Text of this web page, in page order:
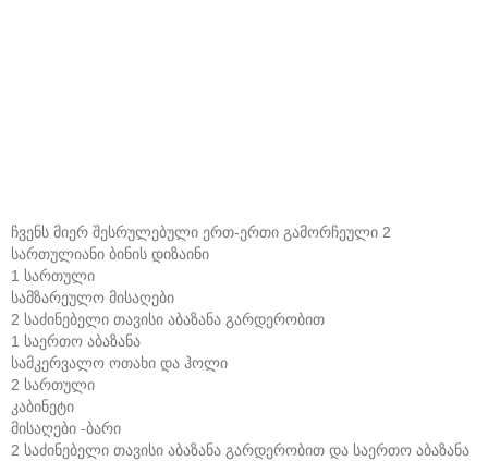
ჩვენს მიერ შესრულებული ერთ-ერთი გამორჩეული 2
სართულიანი ბინის დიზაინი
1 სართული
სამზარეულო მისაღები
2 საძინებელი თავისი აბაზანა გარდერობით
1 საერთო აბაზანა
სამკერვალო ოთახი და ჰოლი
2 სართული
კაბინეტი
მისაღები -ბარი
2 საძინებელი თავისი აბაზანა გარდერობით და საერთო აბაზანა